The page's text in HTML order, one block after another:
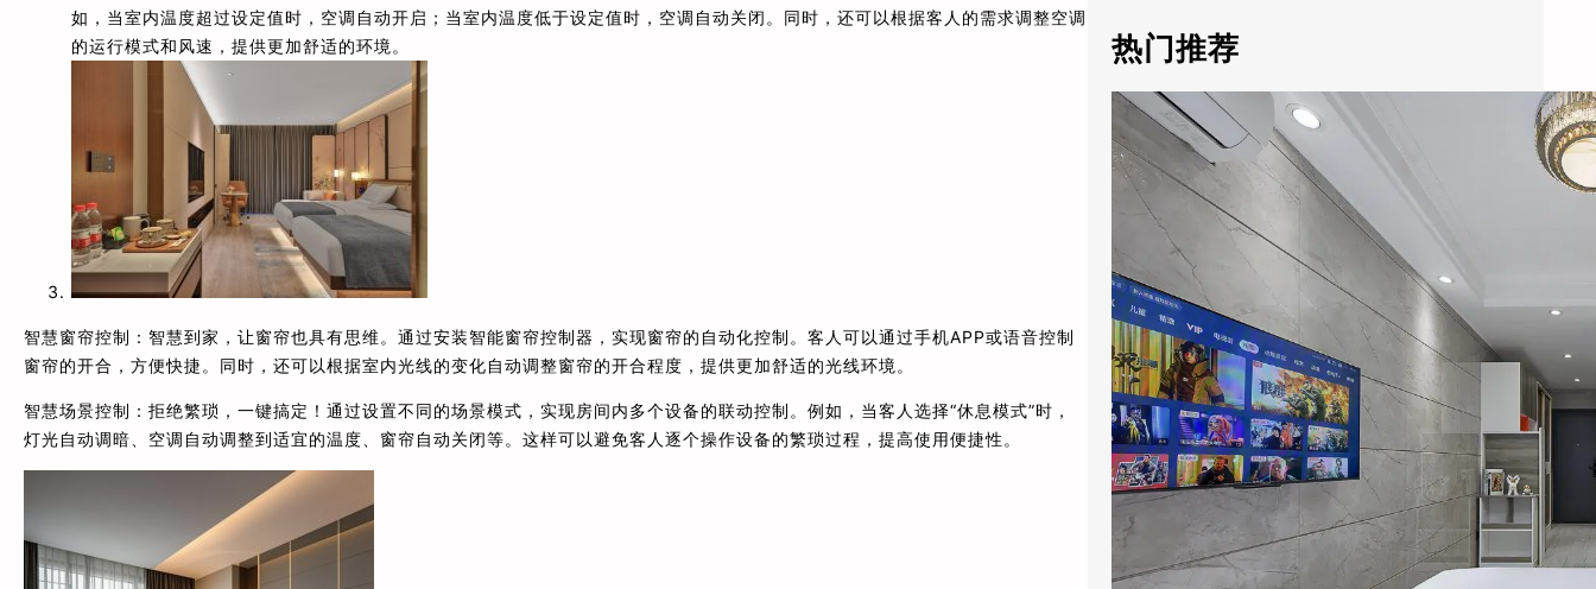
如，当室内温度超过设定值时，空调自动开启；当室内温度低于设定值时，空调自动关闭。同时，还可以根据客人的需求调整空调
的运行模式和风速，提供更加舒适的环境。
智慧窗帘控制：智慧到家，让窗帘也具有思维。通过安装智能窗帘控制器，实现窗帘的自动化控制。客人可以通过手机APP或语音控制
窗帘的开合，方便快捷。同时，还可以根据室内光线的变化自动调整窗帘的开合程度，提供更加舒适的光线环境。
智慧场景控制：拒绝繁琐，一键搞定！通过设置不同的场景模式，实现房间内多个设备的联动控制。例如，当客人选择“休息模式”时，
灯光自动调暗、空调自动调整到适宜的温度、窗帘自动关闭等。这样可以避免客人逐个操作设备的繁琐过程，提高使用便捷性。
c
h
热门推荐
2026年6月，杭州黄龙饭店管理集团干了一件
让同行看不懂的事：他们把旗下”黄龙旅行家”
…